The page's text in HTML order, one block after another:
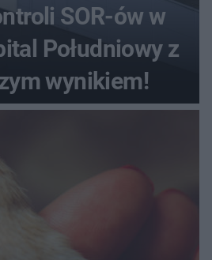
SOR-ów w
Południowy z
wynikiem!